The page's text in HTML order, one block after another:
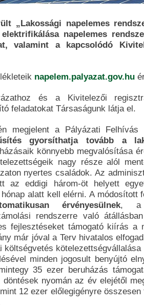
„Lakossági napelemes
napelemes
valamint a kapcsolódó
napelem.palyazat.gov.hu
és a Kivitelezői
feladatokat Társaságunk látja el.
megjelent a Pályázati Felhívás
gyorsíthatja tovább a
könnyebb megvalósítása
nagy része alól
nyertes családok. Az
az eddigi három-öt helyett
alatt kell elérni. A módosított
érvényesülnek, a
rendszerre való
fejlesztéseket támogató kiírás a
már jóval a Terv hivatalos
költségvetés
minden jogosult benyújtó
35 ezer beruházás
nyomán az év elejétől
12 ezer előlegigényre